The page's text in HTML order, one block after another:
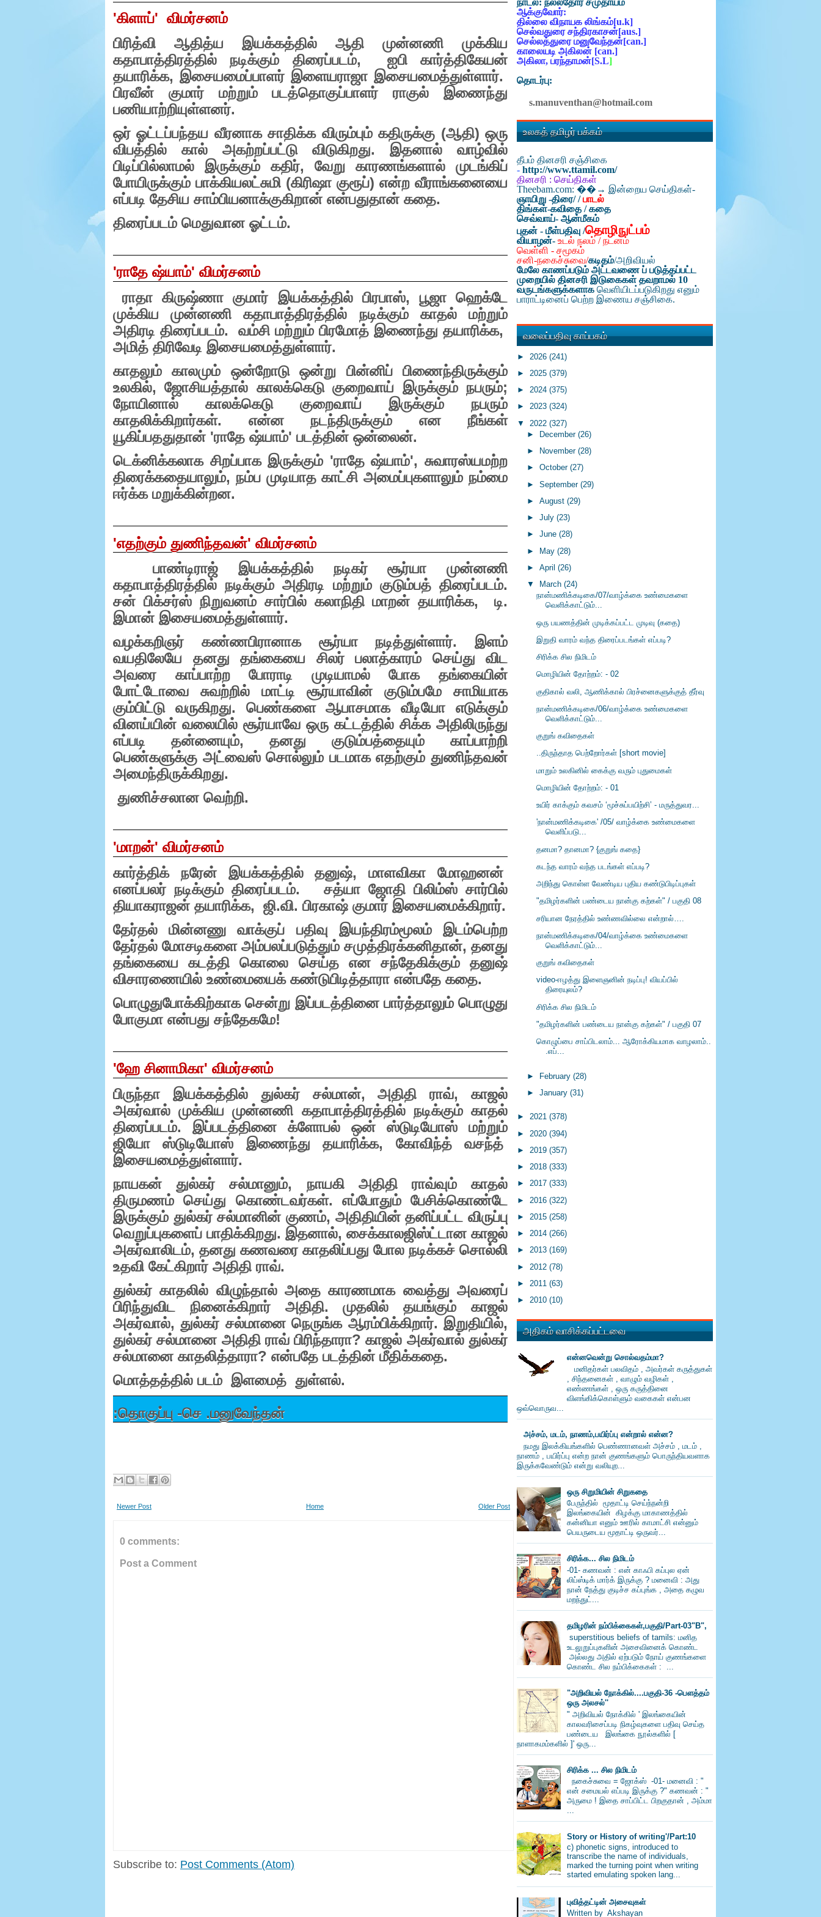
'கிளாப்' விமர்சனம்
பிரித்வி ஆதித்ய இயக்கத்தில் ஆதி முன்னணி முக்கிய
கதாபாத்திரத்தில் நடிக்கும் திரைப்படம், ஐபி கார்த்திகேயன்
தயாரிக்க, இசையமைப்பாளர் இளையராஜா இசையமைத்துள்ளார்.
பிரவீன் குமார் மற்றும் படத்தொகுப்பாளர் ராகுல் இணைந்து
பணியாற்றியுள்ளனர்.
ஒர் ஓட்டப்பந்தய வீரனாக சாதிக்க விரும்பும் கதிருக்கு (ஆதி) ஒரு
விபத்தில் கால் அகற்றப்பட்டு விடுகிறது. இதனால் வாழ்வில்
பிடிப்பில்லாமல் இருக்கும் கதிர், வேறு காரணங்களால் முடங்கிப்
போயிருக்கும் பாக்கியலட்சுமி (கிரிஷா குரூப்) என்ற வீராங்கனையை
எப்படி தேசிய சாம்பியனாக்குகிறான் என்பதுதான் கதை.
திரைப்படம் மெதுவான ஓட்டம்.
'ராதே ஷ்யாம்' விமர்சனம்
ராதா கிருஷ்ணா குமார் இயக்கத்தில் பிரபாஸ், பூஜா ஹெக்டே
முக்கிய முன்னணி கதாபாத்திரத்தில் நடிக்கும் காதல் மற்றும்
அதிரடி திரைப்படம். வம்சி மற்றும் பிரமோத் இணைந்து தயாரிக்க,
அமித் திரிவேடி இசையமைத்துள்ளார்.
காதலும் காலமும் ஒன்றோடு ஒன்று பின்னிப் பிணைந்திருக்கும்
உலகில்,ஜோசியத்தால் காலக்கெடு குறைவாய் இருக்கும் நபரும்;
நோயினால் காலக்கெடு குறைவாய் இருக்கும் நபரும்
காதலிக்கிறார்கள். என்ன நடந்திருக்கும் என நீங்கள்
யூகிப்பததுதான் 'ராதே ஷ்யாம்' படத்தின் ஒன்லைன்.
டெக்னிக்கலாக சிறப்பாக இருக்கும் 'ராதே ஷ்யாம்',சுவாரஸ்யமற்ற
திரைக்கதையாலும், நம்ப முடியாத காட்சி அமைப்புகளாலும் நம்மை
ஈர்க்க மறுக்கின்றன.
'எதற்கும் துணிந்தவன்' விமர்சனம்
பாண்டிராஜ் இயக்கத்தில் நடிகர் சூர்யா முன்னணி
கதாபாத்திரத்தில் நடிக்கும் அதிரடி மற்றும் குடும்பத் திரைப்படம்.
சன் பிக்சர்ஸ் நிறுவனம் சார்பில் கலாநிதி மாறன் தயாரிக்க, டி.
இமான் இசையமைத்துள்ளார்.
வழக்கறிஞர் கண்ணபிரானாக சூர்யா நடித்துள்ளார். இளம்
வயதிலேயே தனது தங்கையை சிலர் பலாத்காரம் செய்து விட
அவரை காப்பாற்ற போராடி முடியாமல் போக தங்கையின்
போட்டோவை சுவற்றில் மாட்டி சூர்யாவின் குடும்பமே சாமியாக
கும்பிட்டு வருகிறது. பெண்களை ஆபாசமாக வீடியோ எடுக்கும்
வினய்யின் வலையில் சூர்யாவே ஒரு கட்டத்தில் சிக்க அதிலிருந்து
எப்படி தன்னையும், தனது குடும்பத்தையும் காப்பாற்றி
பெண்களுக்கு அட்வைஸ் சொல்லும் படமாக எதற்கும் துணிந்தவன்
அமைந்திருக்கிறது.
துணிச்சலான வெற்றி.
'மாறன்' விமர்சனம்
கார்த்திக் நரேன் இயக்கத்தில் தனுஷ்,மாளவிகா மோஹனன்
எனப்பலர் நடிக்கும் திரைப்படம். சத்யா ஜோதி பிலிம்ஸ் சார்பில்
தியாகராஜன் தயாரிக்க, ஜி.வி. பிரகாஷ் குமார் இசையமைக்கிறார்.
தேர்தல் மின்னணு வாக்குப் பதிவு இயந்திரம்மூலம் இடம்பெற்ற
தேர்தல் மோசடிகளை அம்பலப்படுத்தும் சமுத்திரக்கனிதான், தனது
தங்கையை கடத்தி கொலை செய்த என சந்தேகிக்கும் தனுஷ்
விசாரணையில் உண்மையைக் கண்டுபிடித்தாரா என்பதே கதை.
பொழுதுபோக்கிற்காக சென்று இப்படத்தினை பார்த்தாலும் பொழுது
போகுமா என்பது சந்தேகமே!
'ஹே சினாமிகா' விமர்சனம்
பிருந்தா இயக்கத்தில் துல்கர் சல்மான்,அதிதி ராவ்,காஜல்
அகர்வால் முக்கிய முன்னணி கதாபாத்திரத்தில் நடிக்கும் காதல்
திரைப்படம். இப்படத்தினை க்ளோபல் ஒன் ஸ்டுடியோஸ் மற்றும்
ஜியோ ஸ்டுடியோஸ் இணைந்து தயாரிக்க, கோவிந்த் வசந்த்
இசையமைத்துள்ளார்.
நாயகன் துல்கர் சல்மானும், நாயகி அதிதி ராவ்வும் காதல்
திருமணம் செய்து கொண்டவர்கள். எப்போதும் பேசிக்கொண்டே
இருக்கும் துல்கர் சல்மானின் குணம், அதிதியின் தனிப்பட்ட விருப்பு
வெறுப்புகளைப் பாதிக்கிறது. இதனால், சைக்காலஜிஸ்ட்டான காஜல்
அகர்வாலிடம், தனது கணவரை காதலிப்பது போல நடிக்கச் சொல்லி
உதவி கேட்கிறார் அதிதி ராவ்.
துல்கர் காதலில் விழுந்தால் அதை காரணமாக வைத்து அவரைப்
பிரிந்துவிட நினைக்கிறார் அதிதி. முதலில் தயங்கும் காஜல்
அகர்வால், துல்கர் சல்மானை நெருங்க ஆரம்பிக்கிறார். இறுதியில்,
துல்கர் சல்மானை அதிதி ராவ் பிரிந்தாரா?காஜல் அகர்வால் துல்கர்
சல்மானை காதலித்தாரா? என்பதே படத்தின் மீதிக்கதை.
மொத்தத்தில் படம் இளமைத் துள்ளல்.
:தொகுப்பு -செ .மனுவேந்தன்
Newer Post Older Post
Home
0 comments:
Post a Comment
Subscribe to: Post Comments (Atom)
நாடல்: நல்லதோர் சமுதாயம்
ஆக்குவோர்:
தில்லை விநாயக லிங்கம்[u.k]
செல்வதுரை சந்திரகாசன்[aus.]
செல்லத்துரை மனுவேந்தன்[can.]
காலையடி அகிலன் [can.]
அகிலா, பரந்தாமன்[S.L]
தொடர்பு:
s.manuventhan@hotmail.com
உலகத் தமிழர் பக்கம்
தீபம் தினசரி சஞ்சிகை
- http://www.ttamil.com/
தினசரி : செய்திகள்
Theebam.com: ��→ இன்றைய செய்திகள்-
ஞாயிறு -திரை//பாடல்
திங்கள்-கவிதை / கதை
செவ்வாய்- ஆன்மீகம்
புதன் - மீள்பதிவு /தொழிநுட்பம்
வியாழன்- உடல் நலம் / நடனம்
வெள்ளி - சமூகம்
சனி-நகைச்சுவை/கடிதம்/அறிவியல்
மேலே காணப்படும் அட்டவணை ப் படுத்தப்பட்ட
முறையில் தினசரி இடுகைகள் தவறாமல் 10
வருடங்களுக்களாக வெளியிடப்படுகிறது எனும்
பாராட்டினைப் பெற்ற இணைய சஞ்சிகை.
வலைப்பதிவு காப்பகம்
► 2026 (241)
► 2025 (379)
► 2024 (375)
► 2023 (324)
▼ 2022 (327)
►
December (26)
►
November (28)
► October (27)
► September (29)
► August (29)
► July (23)
► June (28)
► May (28)
► April (26)
▼
March (24)
நான்மணிக்கடிகை/07/வாழ்க்கை உண்மைகளை
வெளிக்காட்டும்...
ஒரு பயணத்தின் முடிக்கப்பட்ட முடிவு (கதை)
இறுதி வாரம் வந்த திரைப்படங்கள் எப்படி?
சிரிக்க சில நிமிடம்
மொழியின் தோற்றம்: - 02
குதிகால் வலி, ஆணிக்கால் பிரச்னைகளுக்குத் தீர்வு
நான்மணிக்கடிகை/06/வாழ்க்கை உண்மைகளை
வெளிக்காட்டும்...
குறுங் கவிதைகள்
..திருந்தாத பெற்றோர்கள் [short movie]
மாறும் உலகினில் கைக்கு வரும் புதுமைகள்
மொழியின் தோற்றம்: - 01
உயிர் காக்கும் கவசம் ‘மூச்சுப்பயிற்சி’ - மருத்துவர...
'நான்மணிக்கடிகை' /05/ வாழ்க்கை உண்மைகளை
வெளிப்படு...
தனமா? தானமா? {குறுங் கதை}
கடந்த வாரம் வந்த படங்கள் எப்படி?
அறிந்து கொள்ள வேண்டிய புதிய கண்டுபிடிப்புகள்
"தமிழர்களின் பண்டைய நான்கு கற்கள்" / பகுதி 08
சரியான நேரத்தில் உண்ணவில்லை என்றால்….
நான்மணிக்கடிகை/04/வாழ்க்கை உண்மைகளை
வெளிக்காட்டும்...
குறுங் கவிதைகள்
video-ஈழத்து இளைஞனின் நடிப்பு! வியப்பில்
திரையுலம்?
சிரிக்க சில நிமிடம்
"தமிழர்களின் பண்டைய நான்கு கற்கள்" / பகுதி 07
கொழுப்பை சாப்பிடலாம்... ஆரோக்கியமாக வாழலாம்..
.எப்...
► February (28)
► January (31)
► 2021 (378)
► 2020 (394)
► 2019 (357)
► 2018 (333)
► 2017 (333)
► 2016 (322)
► 2015 (258)
► 2014 (266)
► 2013 (169)
► 2012 (78)
► 2011 (63)
► 2010 (10)
அதிகம் வாசிக்கப்பட்டவை
என்னவென்று சொல்வதம்மா?
மனிதர்கள் பலவிதம் , அவர்கள் கருத்துகள்
, சிந்தனைகள் , வாழும் வழிகள் ,
எண்ணங்கள் , ஒரு கருத்தினை
விளங்கிக்கொள்ளும் வகைகள் என்பன
ஒவ்வொருவ...
அச்சம், மடம், நாணம்,பயிர்ப்பு என்றால் என்ன?
நமது இலக்கியங்களில் பெண்ணானவள் அச்சம் , மடம் ,
நாணம் , பயிர்ப்பு என்ற நான் குணங்களும் பொருந்தியவளாக
இருக்கவேண்டும் என்று வலியுற...
ஒரு சிறுமியின் சிறுகதை
பேருந்தில் மூதாட்டி செய்ந்நன்றி
இலங்கையின் கிழக்கு மாகாணத்தில்
கன்னியா எனும் ஊரில் காமாட்சி என்னும்
பெயருடைய மூதாட்டி ஒருவர்...
சிரிக்க... சில நிமிடம்
-01- கணவன் : என் காஃபி கப்புல ஏன்
லிப்ஸ்டிக் மார்க் இருக்கு ? மனைவி : அது
நான் நேத்து குடிச்ச கப்புங்க , அதை கழுவ
மறந்துட்...
தமிழரின் நம்பிக்கைகள்,பகுதி/Part-03"B",
superstitious beliefs of tamils: மனித
உடலுறுப்புகளின் அசைவினைக் கொண்ட
அல்லது அதில் ஏற்படும் நோய் குணங்களை
கொண்ட சில நம்பிக்கைகள் : ...
"அறிவியல் நோக்கில்....பகுதி-36 -பெளத்தம்
ஒரு அலசல்''
" அறிவியல் நோக்கில் ' இலங்கையின்
காலவரிசைப்படி நிகழ்வுகளை பதிவு செய்த
பண்டைய இலங்கை நூல்களில் [
நாளாகமம்களில் ]' ஒரு...
சிரிக்க ... சில நிமிடம்
நகைச்சுவை = ஜோக்ஸ் -01- மனைவி : "
என் சமையல் எப்படி இருக்கு ?" கணவன் : "
அருமை ! இதை சாப்பிட்ட பிறகுதான் , அம்மா
...
Story or History of writing'/Part:10
c) phonetic signs, introduced to
transcribe the name of individuals,
marked the turning point when writing
started emulating spoken lang...
புவித்தட்டின் அசைவுகள்
Written by Akshayan